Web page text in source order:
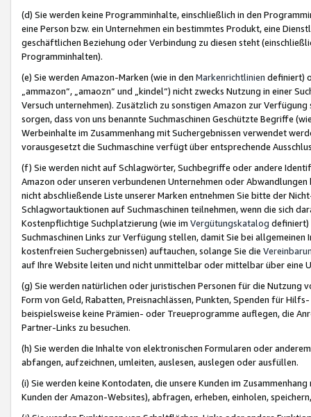
(d) Sie werden keine Programminhalte, einschließlich in den
eine Person bzw. ein Unternehmen ein bestimmtes Produkt, eine
geschäftlichen Beziehung oder Verbindung zu diesen steht
Programminhalten).
(e) Sie werden Amazon-Marken (wie in den Markenrichtlinien definiert)
„ammazon“, „amaozn“ und „kindel“) nicht zwecks Nutzung in einer
Versuch unternehmen). Zusätzlich zu sonstigen Amazon zur
sorgen, dass von uns benannte Suchmaschinen Geschützte Begriffe
Werbeinhalte im Zusammenhang mit Suchergebnissen verwendet
vorausgesetzt die Suchmaschine verfügt über entsprechende
(f) Sie werden nicht auf Schlagwörter, Suchbegriffe oder andere
Amazon oder unseren verbundenen Unternehmen oder
nicht abschließende Liste unserer Marken entnehmen Sie bitte der
Schlagwortauktionen auf Suchmaschinen teilnehmen, wenn die sich
Kostenpflichtige Suchplatzierung (wie im Vergütungskatalog definiert)
Suchmaschinen Links zur Verfügung stellen, damit Sie bei
kostenfreien Suchergebnissen) auftauchen, solange Sie die
auf Ihre Website leiten und nicht unmittelbar oder mittelbar über eine
(g) Sie werden natürlichen oder juristischen Personen für die Nutzung
Form von Geld, Rabatten, Preisnachlässen, Punkten, Spenden für
beispielsweise keine Prämien- oder Treueprogramme auflegen, die
Partner-Links zu besuchen.
(h) Sie werden die Inhalte von elektronischen Formularen oder
abfangen, aufzeichnen, umleiten, auslesen, auslegen oder ausfüllen.
(i) Sie werden keine Kontodaten, die unsere Kunden im
Kunden der Amazon-Websites), abfragen, erheben, einholen,